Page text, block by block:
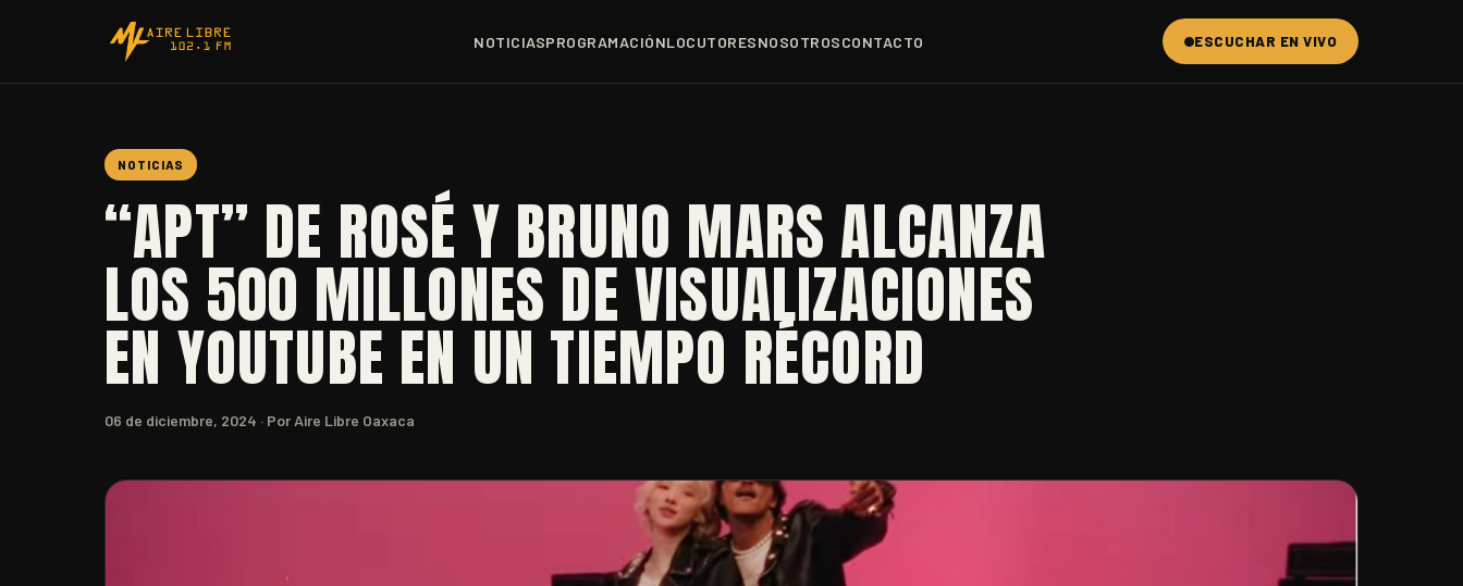
NOTICIASPROGRAMACIÓNLOCUTORESNOSOTROSCONTACTO ESCUCHAR EN VIVO
NOTICIAS
“APT” DE ROSÉ Y BRUNO MARS ALCANZA
LOS 500 MILLONES DE VISUALIZACIONES
EN YOUTUBE EN UN TIEMPO RÉCORD
06 de diciembre, 2024 · Por Aire Libre Oaxaca